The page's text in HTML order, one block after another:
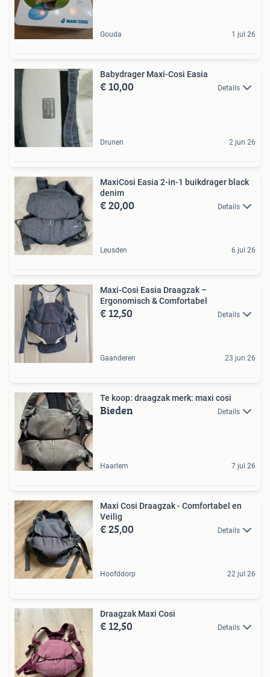
Gouda 1 jul 26
Babydrager Maxi-Cosi Easia
€ 10,00 Details
Drunen 2 jun 26
MaxiCosi Easia 2-in-1 buikdrager black
denim
€ 20,00 Details
Leusden 6 jul 26
Maxi-Cosi Easia Draagzak –
Ergonomisch & Comfortabel
€ 12,50 Details
Gaanderen 23 jun 26
Te koop: draagzak merk: maxi cosi
Bieden Details
Haarlem 7 jul 26
Maxi Cosi Draagzak - Comfortabel en
Veilig
€ 25,00 Details
Hoofddorp 22 jul 26
Draagzak Maxi Cosi
€ 12,50 Details